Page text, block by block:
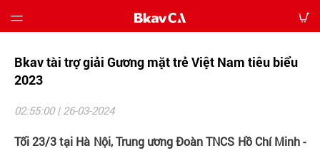
Giới
thiệu
Bảng
Bkav tài trợ giải Gương mặt trẻ Việt Nam tiêu biểu
2023
02:55:00 | 26-03-2024
Tối 23/3 tại Hà Nội, Trung ương Đoàn TNCS Hồ Chí Minh -